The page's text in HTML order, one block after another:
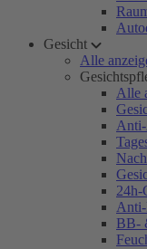
Gesicht
Alle
Alle
24h-
BB-